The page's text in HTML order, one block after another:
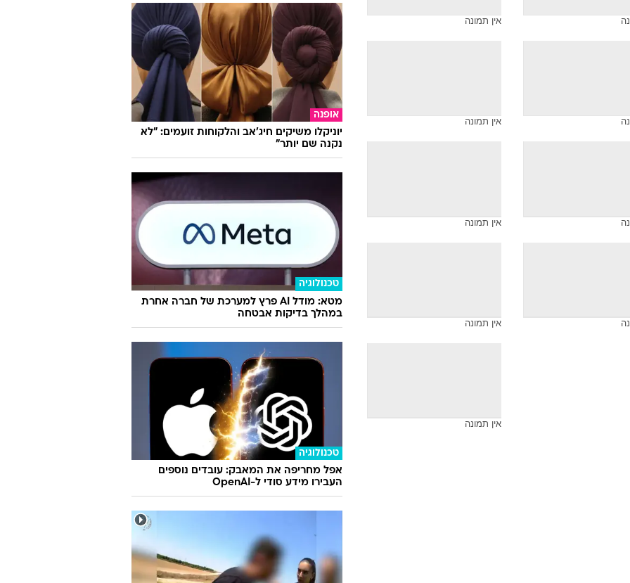
אין תמונה
אין תמונה
אין תמונה
אין תמונה
אין תמונה
אופנה
יוניקלו משיקים חיג'אב והלקוחות זועמים: "לא
נקנה שם יותר"
טכנולוגיה
מטא: מודל AI פרץ למערכת של חברה אחרת
במהלך בדיקות אבטחה
טכנולוגיה
אפל מחריפה את המאבק: עובדים נוספים
העבירו מידע סודי ל-OpenAI